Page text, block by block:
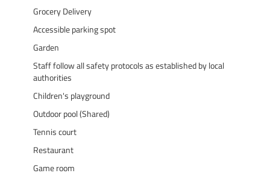
Grocery Delivery
Accessible parking spot
Garden
Staff follow all safety protocols as established by local
authorities
Children's playground
Outdoor pool (Shared)
Tennis court
Restaurant
Game room